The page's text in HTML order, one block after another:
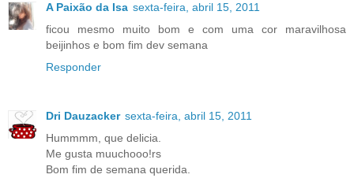
A Paixão da Isa sexta-feira, abril 15, 2011
ficou mesmo muito bom e com uma cor maravilhosa
beijinhos e bom fim dev semana
Responder
Dri Dauzacker sexta-feira, abril 15, 2011
Hummmm, que delicia.
Me gusta muuchooo!rs
Bom fim de semana querida.